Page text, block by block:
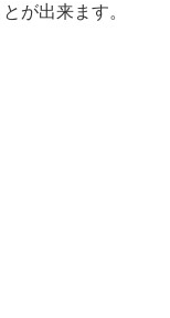
が出来ます。